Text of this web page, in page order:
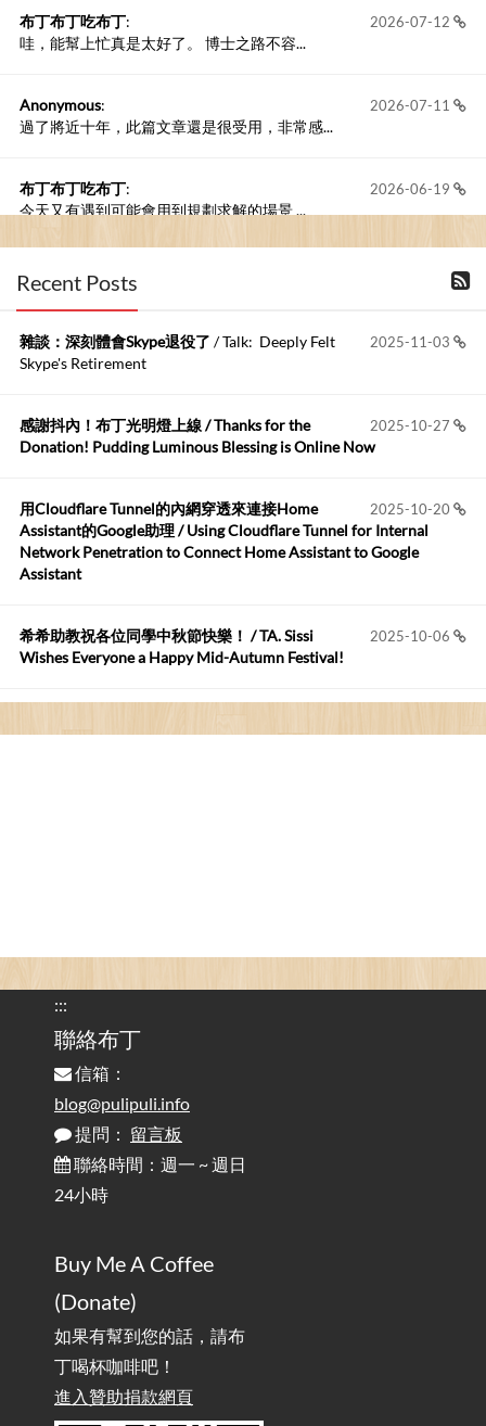
2026-07-12
布丁布丁吃布丁:
哇，能幫上忙真是太好了。 博士之路不容...
2026-07-11
Anonymous:
過了將近十年，此篇文章還是很受用，非常感...
2026-06-19
布丁布丁吃布丁:
今天又有遇到可能會用到規劃求解的場景 ...
2026-06-18
布丁布丁吃布丁
kage好像也可以下載整個網站 感謝分享
Anonymous:
https://github.com/t...
布丁布丁吃布丁:
我目前並沒有常駐的Google Home...
2026-05-15
Robertmycs:
這篇WinXP公用電腦安裝與優化的步驟超...
您好,首先肯定感謝您造福許多莘莘學子。有...
Recent Posts
2025-11-03
雜談：深刻體會Skype退役了 / Talk: Deeply Felt
Skype's Retirement
2025-10-27
感謝抖內！布丁光明燈上線 / Thanks for the
Donation! Pudding Luminous Blessing is Online Now
2025-10-20
用Cloudflare Tunnel的內網穿透來連接Home
Assistant的Google助理 / Using Cloudflare Tunnel for Internal
Network Penetration to Connect Home Assistant to Google
Assistant
2025-10-06
希希助教祝各位同學中秋節快樂！ / TA. Sissi
Wishes Everyone a Happy Mid-Autumn Festival!
的問題 / Are You Tired of Looking at the Computer? Pay More
實作相容OpenAI API，但背後不是OpenAI的API服
務 / Implementing OpenAI API-Compatible Services, But Not
Powered by OpenAI
雜談：生活小技巧之用魔鬼氈避免機車鑰匙脫落吧
/ Talk: Use Velcro to Prevent Your Motorcycle Key From Falling
Home Is More Than Just an Ad Blocker
:::
聯絡布丁
信箱：
blog@pulipuli.info
提問： 留言板
聯絡時間：週一 ~ 週日
24小時
Buy Me A Coffee
(Donate)
如果有幫到您的話，請布
丁喝杯咖啡吧！
進入贊助捐款網頁